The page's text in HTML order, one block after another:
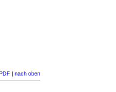
| nach oben